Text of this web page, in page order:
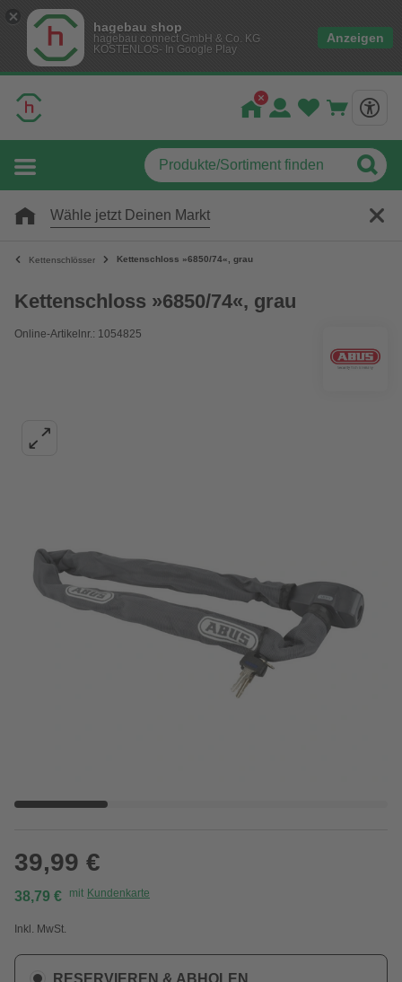
hagebau shop
hagebau connect GmbH & Co. KG
KOSTENLOS- In Google Play
Anzeigen
Wähle jetzt Deinen Markt
Kettenschlösser Kettenschloss »6850/74«, grau
Kettenschloss »6850/74«, grau
Online-Artikelnr.: 1054825
39,99 €
38,79 € mit Kundenkarte
Inkl. MwSt.
RESERVIEREN & ABHOLEN